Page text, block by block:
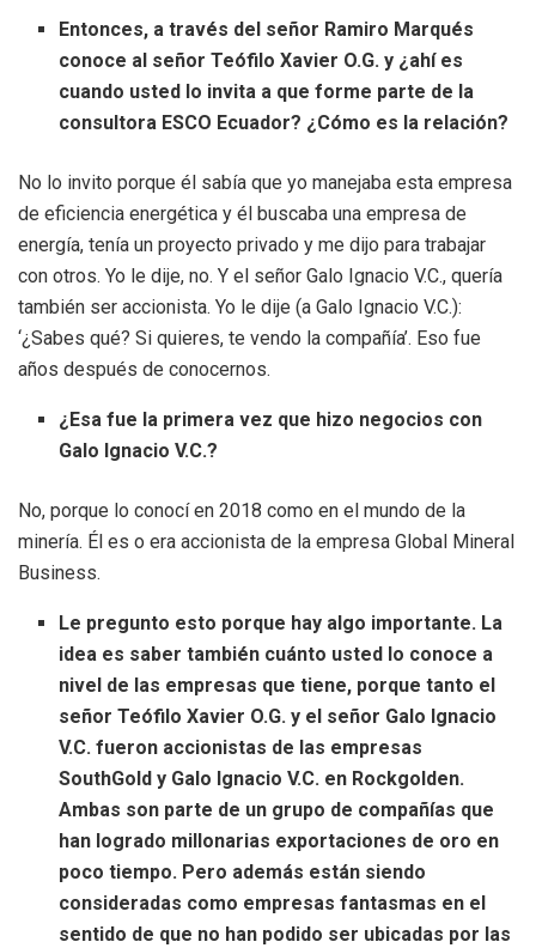
Entonces, a través del señor Ramiro Marqués
conoce al señor Teófilo Xavier O.G. y ¿ahí es
cuando usted lo invita a que forme parte de la
consultora ESCO Ecuador? ¿Cómo es la relación?
No lo invito porque él sabía que yo manejaba esta empresa
de eficiencia energética y él buscaba una empresa de
energía, tenía un proyecto privado y me dijo para trabajar
con otros. Yo le dije, no. Y el señor Galo Ignacio V.C., quería
también ser accionista. Yo le dije (a Galo Ignacio V.C.):
‘¿Sabes qué? Si quieres, te vendo la compañía’. Eso fue
años después de conocernos.
¿Esa fue la primera vez que hizo negocios con
Galo Ignacio V.C.?
No, porque lo conocí en 2018 como en el mundo de la
minería. Él es o era accionista de la empresa Global Mineral
Business.
Le pregunto esto porque hay algo importante. La
idea es saber también cuánto usted lo conoce a
nivel de las empresas que tiene, porque tanto el
señor Teófilo Xavier O.G. y el señor Galo Ignacio
V.C. fueron accionistas de las empresas
SouthGold y Galo Ignacio V.C. en Rockgolden.
Ambas son parte de un grupo de compañías que
han logrado millonarias exportaciones de oro en
poco tiempo. Pero además están siendo
consideradas como empresas fantasmas en el
sentido de que no han podido ser ubicadas por las